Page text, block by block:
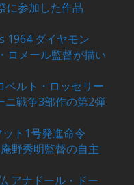
に参加した作品
1964 ダイヤモン
ロメール監督が描い
ベルト・ロッセリー
ニ戦争3部作の第2弾
ト1号発進命令
野秀明監督の自主
アナドール・ドー